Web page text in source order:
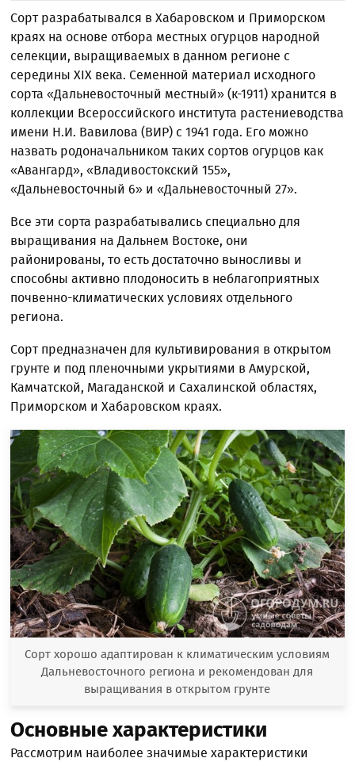
Сорт разрабатывался в Хабаровском и Приморском
краях на основе отбора местных огурцов народной
селекции, выращиваемых в данном регионе с
середины XIX века. Семенной материал исходного
сорта «Дальневосточный местный» (к-1911) хранится в
коллекции Всероссийского института растениеводства
имени Н.И. Вавилова (ВИР) с 1941 года. Его можно
назвать родоначальником таких сортов огурцов как
«Авангард», «Владивостокский 155»,
«Дальневосточный 6» и «Дальневосточный 27».
Все эти сорта разрабатывались специально для
выращивания на Дальнем Востоке, они
районированы, то есть достаточно выносливы и
способны активно плодоносить в неблагоприятных
почвенно-климатических условиях отдельного
региона.
Сорт предназначен для культивирования в открытом
грунте и под пленочными укрытиями в Амурской,
Камчатской, Магаданской и Сахалинской областях,
Приморском и Хабаровском краях.
Сорт хорошо адаптирован к климатическим условиям
Дальневосточного региона и рекомендован для
выращивания в открытом грунте
Основные характеристики
Рассмотрим наиболее значимые характеристики